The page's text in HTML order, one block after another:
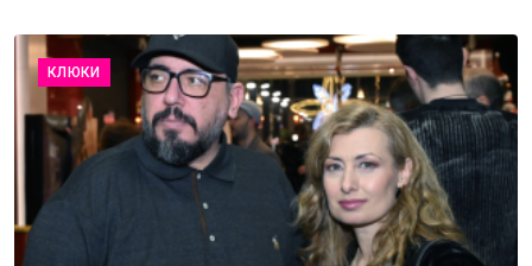
КЛЮКИ